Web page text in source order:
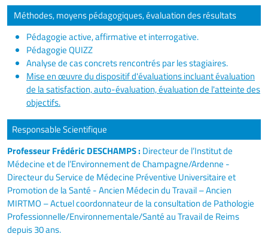
Méthodes, moyens pédagogiques, évaluation des résultats
Pédagogie active, affirmative et interrogative.
Pédagogie QUIZZ
Analyse de cas concrets rencontrés par les stagiaires.
Mise en œuvre du dispositif d'évaluations incluant évaluation
de la satisfaction, auto-évaluation, évaluation de l'atteinte des
objectifs.
Responsable Scientifique
Professeur Frédéric DESCHAMPS : Directeur de l’Institut de
Médecine et de l’Environnement de Champagne/Ardenne -
Directeur du Service de Médecine Préventive Universitaire et
Promotion de la Santé - Ancien Médecin du Travail – Ancien
MIRTMO – Actuel coordonnateur de la consultation de Pathologie
Professionnelle/Environnementale/Santé au Travail de Reims
depuis 30 ans.